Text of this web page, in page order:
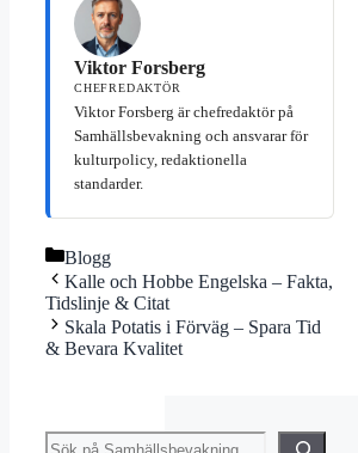
Viktor Forsberg
CHEFREDAKTÖR
Viktor Forsberg är chefredaktör på
Samhällsbevakning och ansvarar för
kulturpolicy, redaktionella
standarder.
Kategorier
Blogg
Kalle och Hobbe Engelska – Fakta,
Tidslinje & Citat
Skala Potatis i Förväg – Spara Tid
& Bevara Kvalitet
Sök